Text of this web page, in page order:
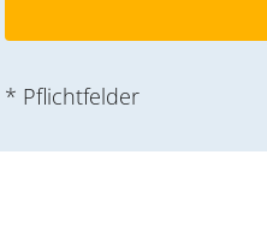
* Pflichtfelder